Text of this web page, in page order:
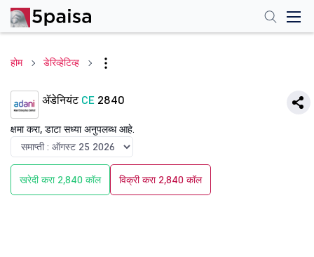
होम डेरिव्हेटिव्ह
ॲडेनियंट CE 2840
क्षमा करा, डाटा सध्या अनुपलब्ध आहे.
खरेदी करा 2,840 कॉल विक्री करा 2,840 कॉल